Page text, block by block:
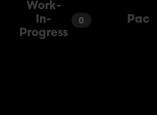
Work-
In-
Progress
0